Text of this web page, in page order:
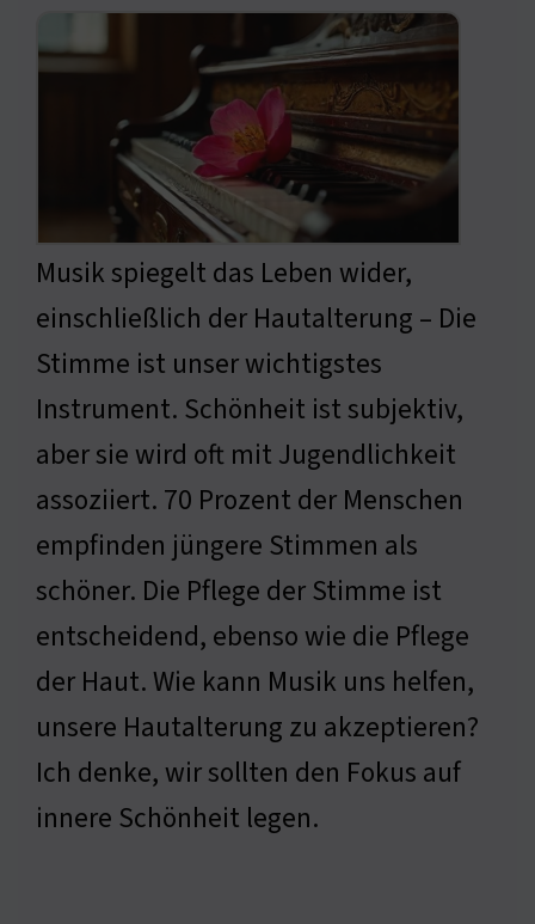
Musik spiegelt das Leben wider,
einschließlich der Hautalterung – Die
Stimme ist unser wichtigstes
Instrument. Schönheit ist subjektiv,
aber sie wird oft mit Jugendlichkeit
assoziiert. 70 Prozent der Menschen
empfinden jüngere Stimmen als
schöner. Die Pflege der Stimme ist
entscheidend, ebenso wie die Pflege
der Haut. Wie kann Musik uns helfen,
unsere Hautalterung zu akzeptieren?
Ich denke, wir sollten den Fokus auf
innere Schönheit legen.